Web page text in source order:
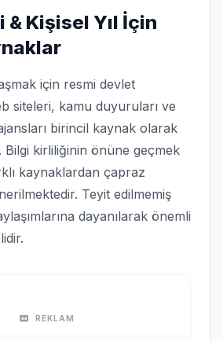
& Kişisel Yıl İçin
için resmi devlet
siteleri, kamu duyuruları ve
birincil kaynak olarak
Bilgi kirliliğinin önüne geçmek
kaynaklardan çapraz
Teyit edilmemiş
dayanılarak önemli
REKLAM